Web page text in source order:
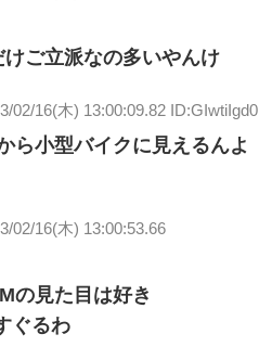
ご立派なの多いやんけ
02/16(木) 13:00:09.82 ID:GIwtiIgd0
ら小型バイクに見えるんよ
02/16(木) 13:00:53.66
の見た目は好き
ぐるわ